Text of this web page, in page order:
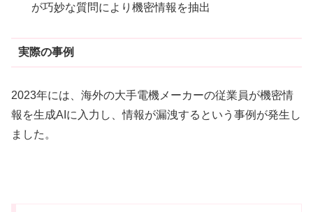
が巧妙な質問により機密情報を抽出
実際の事例
2023年には、海外の大手電機メーカーの従業員が機密情
報を生成AIに入力し、情報が漏洩するという事例が発生し
ました。